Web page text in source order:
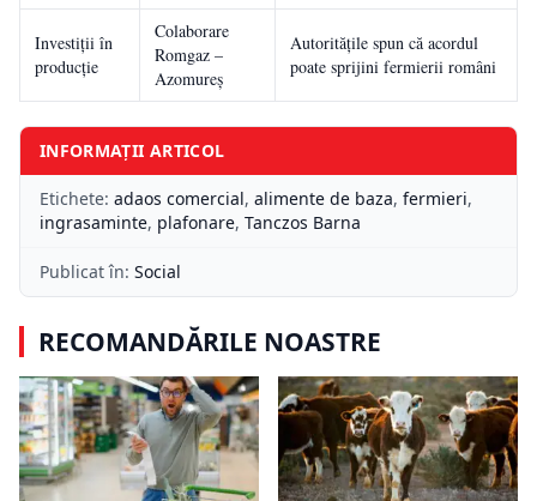
Investiții în
producție
Colaborare
Romgaz –
Azomureș
Autoritățile spun că acordul
poate sprijini fermierii români
INFORMAȚII ARTICOL
Etichete: adaos comercial, alimente de baza, fermieri,
ingrasaminte, plafonare, Tanczos Barna
Publicat în: Social
RECOMANDĂRILE NOASTRE